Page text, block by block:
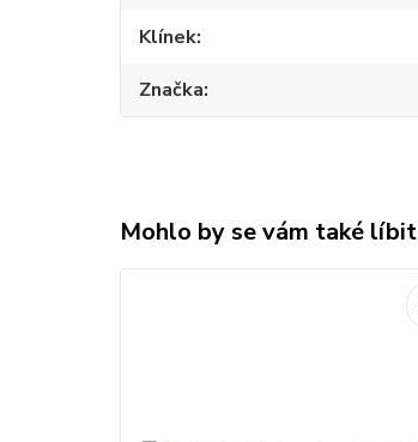
Klínek
Značka
Mohlo by se vám také líbit